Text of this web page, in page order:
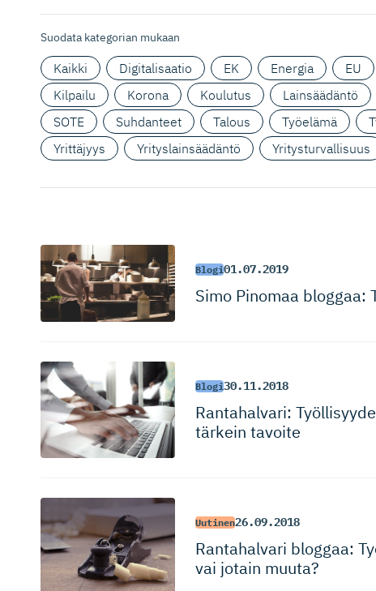
Suodata kategorian mukaan
Kaikki Digitalisaatio EK Energia EU
Kilpailu
Korona Koulutus Lainsäädäntö
SOTE
Suhdanteet Talous Työelämä
Yrittäjyys
Yrityslainsäädäntö Yritysturvallisuus
Blogi01.07.2019
Simo Pinomaa
Blogi30.11.2018
Rantahalvari:
tärkein tavoite
Uutinen26.09.2018
Rantahalvari bloggaa:
vai jotain muuta?